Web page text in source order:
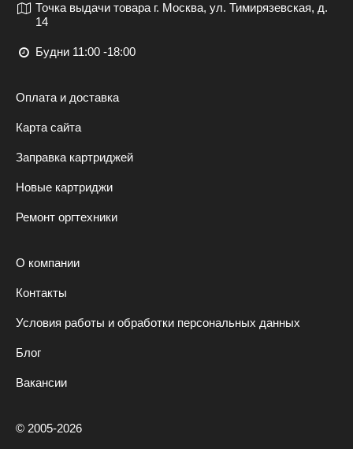
Точка выдачи товара г. Москва, ул. Тимирязевская, д.
14
Будни 11:00 -18:00
Оплата и доставка
Карта сайта
Заправка картриджей
Новые картриджи
Ремонт оргтехники
О компании
Контакты
Условия работы и обработки персональных данных
Блог
Вакансии
© 2005-2026